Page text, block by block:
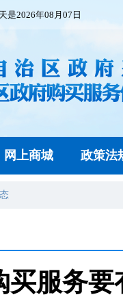
是2026年08月07日
网上商城 政策法
买服务要